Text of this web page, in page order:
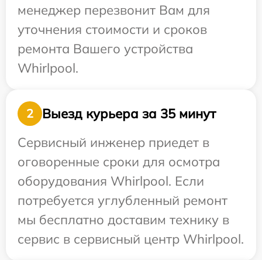
менеджер перезвонит Вам для
уточнения стоимости и сроков
ремонта Вашего устройства
Whirlpool.
2
Выезд курьера за 35 минут
Сервисный инженер приедет в
оговоренные сроки для осмотра
оборудования Whirlpool. Если
потребуется углубленный ремонт
мы бесплатно доставим технику в
сервис в сервисный центр Whirlpool.